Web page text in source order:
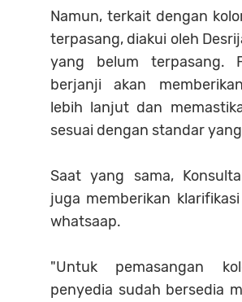
Namun, terkait dengan
terpasang, diakui oleh
yang belum terpasang.
berjanji akan
lebih lanjut dan
sesuai dengan standar
Saat yang sama,
juga memberikan
whatsaap.
"Untuk pemasangan
penyedia sudah bersedia